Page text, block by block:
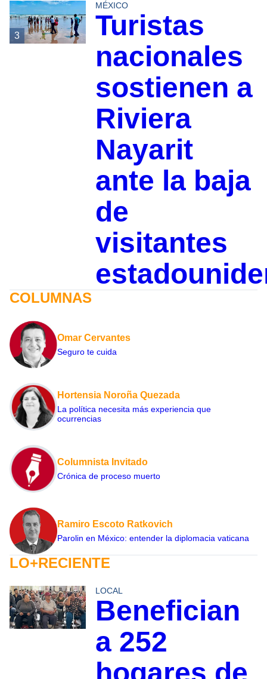
3
MÉXICO
Turistas
nacionales
sostienen a
Riviera
Nayarit
ante la baja
de
visitantes
COLUMNAS
Omar Cervantes
Seguro te cuida
Hortensia Noroña Quezada
La política necesita más experiencia que
ocurrencias
Columnista Invitado
Crónica de proceso muerto
Ramiro Escoto Ratkovich
Parolin en México: entender la diplomacia vaticana
LO+RECIENTE
LOCAL
Benefician
a 252